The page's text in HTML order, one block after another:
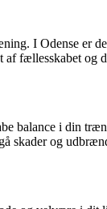
I Odense
fællesskabet og
balance i din
skader og